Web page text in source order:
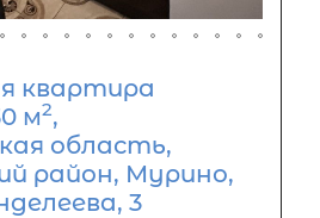
квартира
м2,
область,
район, Мурино,
3